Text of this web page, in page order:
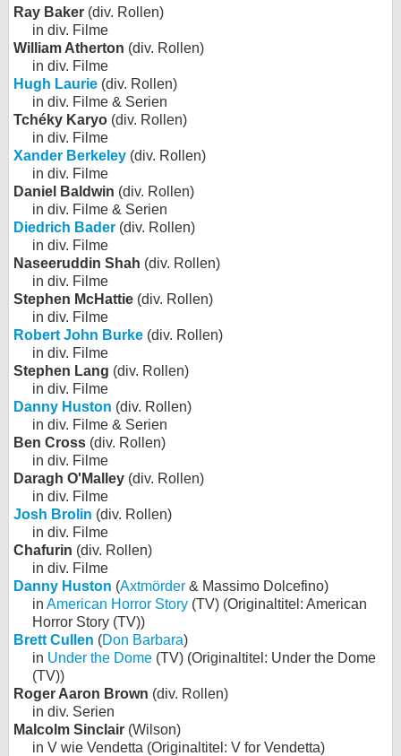
Ray Baker (div. Rollen)
in div. Filme
William Atherton (div. Rollen)
in div. Filme
Hugh Laurie (div. Rollen)
in div. Filme & Serien
Tchéky Karyo (div. Rollen)
in div. Filme
Xander Berkeley (div. Rollen)
in div. Filme
Daniel Baldwin (div. Rollen)
in div. Filme & Serien
Diedrich Bader (div. Rollen)
in div. Filme
Naseeruddin Shah (div. Rollen)
in div. Filme
Stephen McHattie (div. Rollen)
in div. Filme
Robert John Burke (div. Rollen)
in div. Filme
Stephen Lang (div. Rollen)
in div. Filme
Danny Huston (div. Rollen)
in div. Filme & Serien
Ben Cross (div. Rollen)
in div. Filme
Daragh O'Malley (div. Rollen)
in div. Filme
Josh Brolin (div. Rollen)
in div. Filme
Chafurin (div. Rollen)
in div. Filme
Danny Huston (Axtmörder & Massimo Dolcefino)
in American Horror Story (TV) (Originaltitel: American
Horror Story (TV))
Brett Cullen (Don Barbara)
in Under the Dome (TV) (Originaltitel: Under the Dome
(TV))
Roger Aaron Brown (div. Rollen)
in div. Serien
Malcolm Sinclair (Wilson)
in V wie Vendetta (Originaltitel: V for Vendetta)